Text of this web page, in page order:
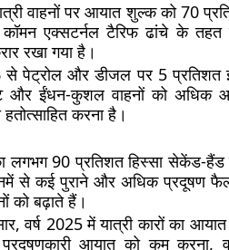
यात्री वाहनों पर आयात शुल्क को 70
एक्सटर्नल टैरिफ ढांचे के
रखा गया है।
पेट्रोल और डीजल पर 5 प्रतिशत
और ईंधन-कुशल वाहनों को अधिक
करना है।
लगभग 90 प्रतिशत हिस्सा सेकेंड-हैंड
से कई पुराने और अधिक प्रदूषण
को बढ़ाते हैं।
वर्ष 2025 में यात्री कारों का
आयात को कम करना,